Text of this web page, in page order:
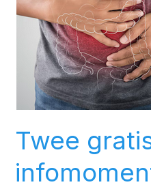
Twee
Lier
dikkedarmkanker:
expert
Colemont
uitleg